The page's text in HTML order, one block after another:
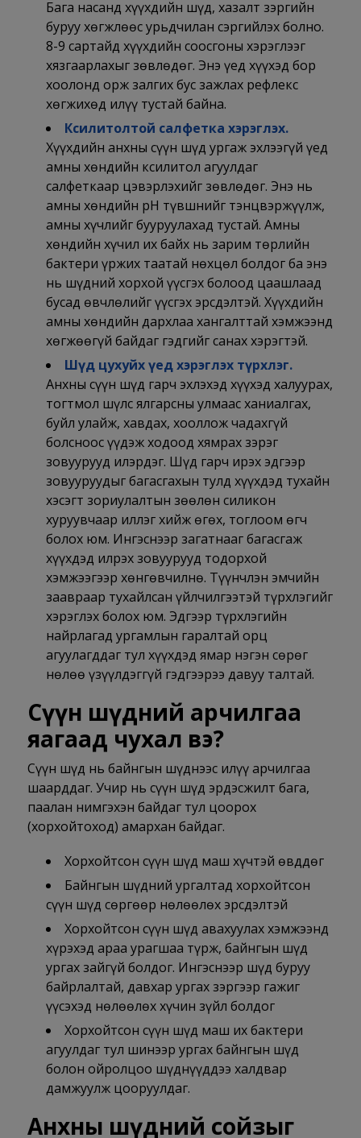
Бага насанд хүүхдийн шүд, хазалт зэргийн
буруу хөгжлөөс урьдчилан сэргийлэх болно.
8-9 сартайд хүүхдийн соосгоны хэрэглээг
хязгаарлахыг зөвлөдөг. Энэ үед хүүхэд бор
хоолонд орж залгих бус зажлах рефлекс
хөгжихөд илүү тустай байна.
Ксилитолтой салфетка хэрэглэх.
Хүүхдийн анхны сүүн шүд ургаж эхлээгүй үед
амны хөндийн ксилитол агуулдаг
салфеткаар цэвэрлэхийг зөвлөдөг. Энэ нь
амны хөндийн pH түвшнийг тэнцвэржүүлж,
амны хүчлийг бууруулахад тустай. Амны
хөндийн хүчил их байх нь зарим төрлийн
бактери үржих таатай нөхцөл болдог ба энэ
нь шүдний хорхой үүсгэх болоод цаашлаад
бусад өвчлөлийг үүсгэх эрсдэлтэй. Хүүхдийн
амны хөндийн дархлаа хангалттай хэмжээнд
хөгжөөгүй байдаг гэдгийг санах хэрэгтэй.
Шүд цухуйх үед хэрэглэх түрхлэг.
Анхны сүүн шүд гарч эхлэхэд хүүхэд халуурах,
тогтмол шүлс ялгарсны улмаас ханиалгах,
буйл улайж, хавдах, хооллож чадахгүй
болсноос үүдэж ходоод хямрах зэрэг
зовуурууд илэрдэг. Шүд гарч ирэх эдгээр
зовууруудыг багасгахын тулд хүүхдэд тухайн
хэсэгт зориулалтын зөөлөн силикон
хуруувчаар иллэг хийж өгөх, тоглоом өгч
болох юм. Ингэснээр загатнааг багасгаж
хүүхдэд илрэх зовуурууд тодорхой
хэмжээгээр хөнгөвчилнө. Түүнчлэн эмчийн
заавраар тухайлсан үйлчилгээтэй түрхлэгийг
хэрэглэх болох юм. Эдгээр түрхлэгийн
найрлагад ургамлын гаралтай орц
агуулагддаг тул хүүхдэд ямар нэгэн сөрөг
нөлөө үзүүлдэггүй гэдгээрээ давуу талтай.
Сүүн шүдний арчилгаа
яагаад чухал вэ?
Сүүн шүд нь байнгын шүднээс илүү арчилгаа
шаарддаг. Учир нь сүүн шүд эрдэсжилт бага,
паалан нимгэхэн байдаг тул цоорох
(хорхойтоход) амархан байдаг.
Хорхойтсон сүүн шүд маш хүчтэй өвддөг
Байнгын шүдний ургалтад хорхойтсон
сүүн шүд сөргөөр нөлөөлөх эрсдэлтэй
Хорхойтсон сүүн шүд авахуулах хэмжээнд
хүрэхэд араа урагшаа түрж, байнгын шүд
ургах зайгүй болдог. Ингэснээр шүд буруу
байрлалтай, давхар ургах зэргээр гажиг
үүсэхэд нөлөөлөх хүчин зүйл болдог
Хорхойтсон сүүн шүд маш их бактери
агуулдаг тул шинээр ургах байнгын шүд
болон ойролцоо шүднүүддээ халдвар
дамжуулж цооруулдаг.
Анхны шүдний сойзыг